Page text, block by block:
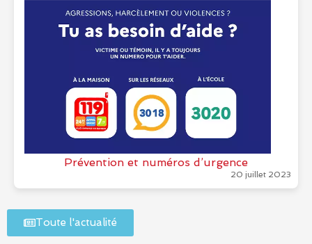
Prévention et numéros d’urgence
20 juillet 2023
Toute l'actualité